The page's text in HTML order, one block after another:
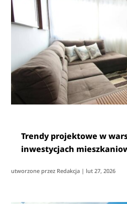
Trendy projektowe w
inwestycjach
utworzone przez Redakcja | lut 27, 2026